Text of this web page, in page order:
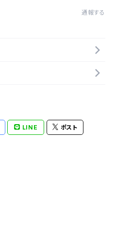
通報する
LINE ポスト